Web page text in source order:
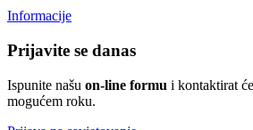
Informacije
Prijavite se danas
Ispunite našu on-line formu i kontaktirat
mogućem roku.